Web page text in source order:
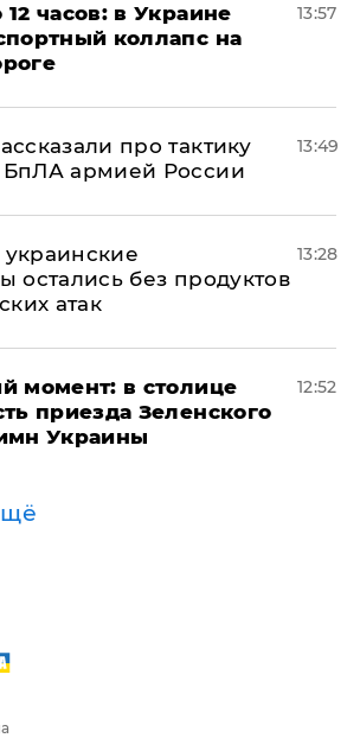
часов: в Украине
коллапс на
13:57
про тактику
армией России
13:49
остались без продуктов
атак
13:28
момент: в столице
приезда Зеленского
Украины
12:52